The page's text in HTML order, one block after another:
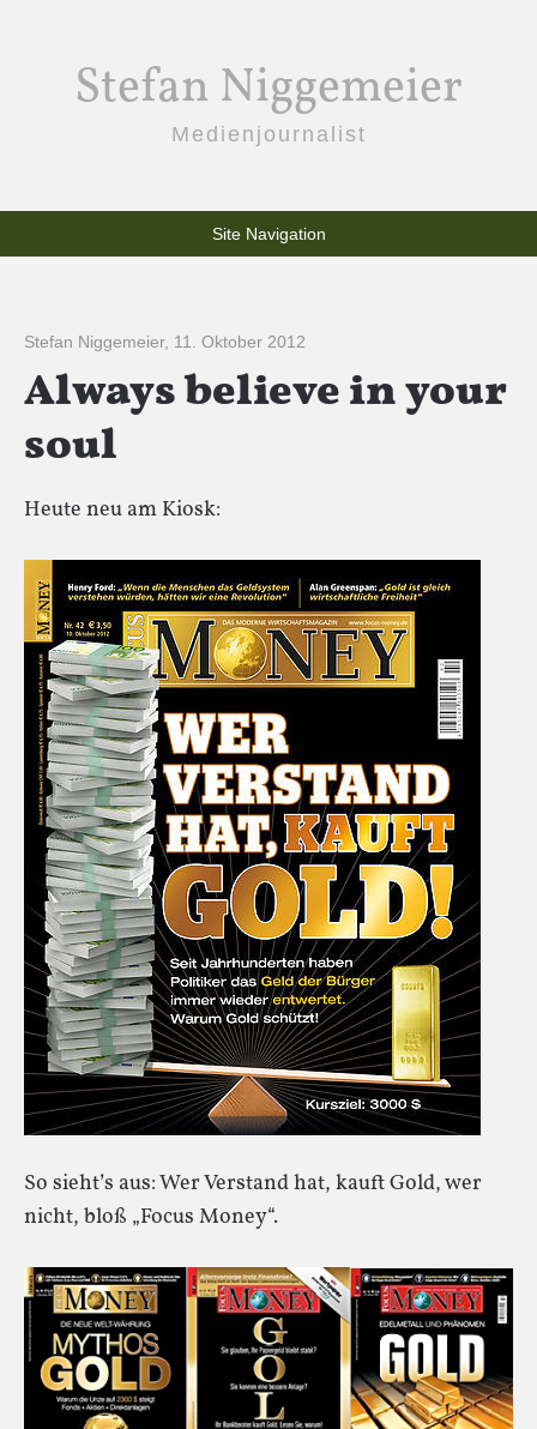
Stefan Niggemeier
Medienjournalist
Site Navigation
Stefan Niggemeier, 11. Oktober 2012
Always believe in your
soul
Heute neu am Kiosk:
So sieht’s aus: Wer Verstand hat, kauft Gold, wer
nicht, bloß „Focus Money“.